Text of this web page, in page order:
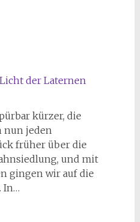
der Laternen
kürzer, die
nun jeden
früher über die
und mit
gingen wir auf die
In…